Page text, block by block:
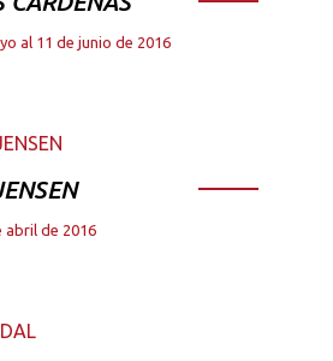
al 11 de junio de 2016
abril de 2016